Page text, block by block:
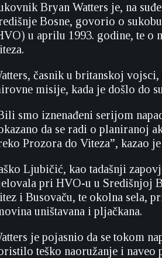
Bryan Watters je, na
Bosne, govorio o
u aprilu 1993. godine, te o
časnik u britanskoj
misije, kada je došlo do
smo iznenađeni serijom
da se radi o planiranoj
Prozora do Viteza”, kazao je
Ljubičić, kao tadašnji
pri HVO-u u Središnjoj
i Busovaču, te okolna sela,
uništavana i pljačkana.
je pojasnio da se tokom
teško naoružanje i